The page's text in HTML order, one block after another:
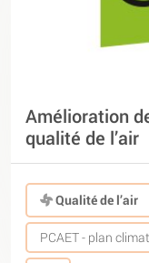
Amélioration
qualité de l’air
Qualité de l’air
PCAET - plan